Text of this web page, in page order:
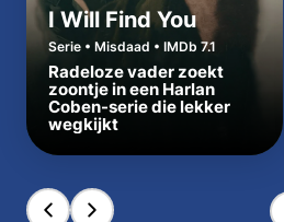
I Will Find You
Serie • Misdaad • IMDb 7.1
Radeloze vader zoekt
zoontje in een Harlan
Coben-serie die lekker
wegkijkt